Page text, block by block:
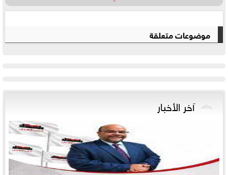
موضوعات متعلقة
آخر الأخبار